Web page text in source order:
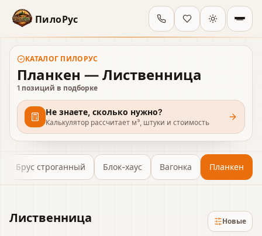
ПилоРус
КАТАЛОГ ПИЛОРУС
Планкен — Лиственница
1 позиций в подборке
Не знаете, сколько нужно?
Калькулятор рассчитает м³, штуки и стоимость
Брус строганный Блок-хаус Вагонка Планкен
Лиственница Новые